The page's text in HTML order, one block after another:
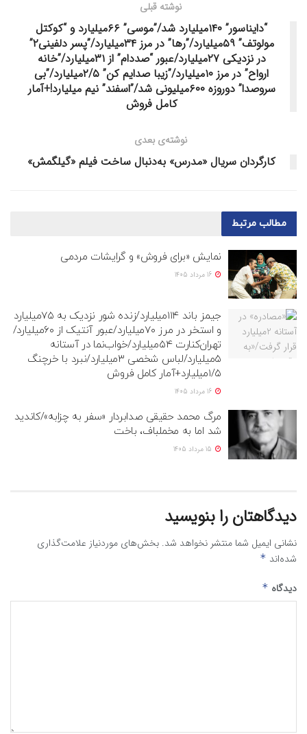
نوشته قبلی
“دایناسور” ۱۴۰میلیارد شد/”موسی” ۶۶میلیارد و “کوکتل
مولوتف” ۵۹میلیارد/”رها” در مرز ۳۴میلیارد/”پسر دلفینی۲”
در نزدیکی ۲۷میلیارد/عبور “صددام” از ۳۱میلیارد/”خانه
ارواح” در مرز ۱۰میلیارد/”زیبا صدایم کن” ۲/۵میلیارد/”بی
سروصدا” دوروزه ۶۰۰میلیونی شد/”اسفند” نیم میلیارد!+آمار
کامل فروش
نوشته‌ی بعدی
کارگردان سریال «مدرس» به‌دنبال ساخت فیلم «گیلگمش»
مطالب مرتبط
نمایش «برای فروش» و گرایشات مردمی
جیمز باند ۱۱۴میلیارد/زنده شور نزدیک به ۷۵میلیارد
و استخر در مرز ۷۰میلیارد/عبور آنتیک از ۶۰میلیارد/
تهران‌کنارت ۵۴میلیارد/خواب‌نما در آستانه
۵میلیارد/لباس شخصی ۳میلیارد/نبرد با خرچنگ
۱/۵میلیارد+آمار کامل فروش
مرگ محمد حقیقی صدابردار «سفر به چزابه»/کاندید
شد اما به مخملباف، باخت
دیدگاهتان را بنویسید
نشانی ایمیل شما منتشر نخواهد شد. بخش‌های موردنیاز علامت‌گذاری
شده‌اند *
دیدگاه *